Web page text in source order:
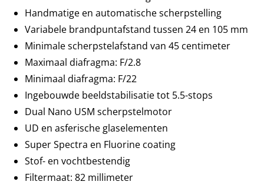
Handmatige en automatische scherpstelling
Variabele brandpuntafstand tussen 24 en 105 mm
Minimale scherpstelafstand van 45 centimeter
Maximaal diafragma: F/2.8
Minimaal diafragma: F/22
Ingebouwde beeldstabilisatie tot 5.5-stops
Dual Nano USM scherpstelmotor
UD en asferische glaselementen
Super Spectra en Fluorine coating
Stof- en vochtbestendig
Filtermaat: 82 millimeter